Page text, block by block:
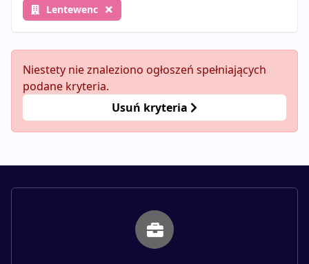
Lentewenc
Niestety nie znaleziono ogłoszeń spełniających
podane kryteria.
Usuń kryteria